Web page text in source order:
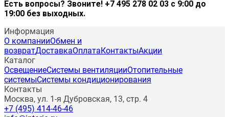
Есть вопросы? Звоните! +7 495 278 02 03 с 9:00 до
19:00 без выходных.
Информация
О компанииОбмен и
возвратДоставкаОплата КонтактыАкции
Каталог
ОсвещениеСистемы вентиляцииОтопительные
системыСистемы кондиционирования
Контакты
Москва, ул. 1-я Дубровская, 13, стр. 4
+7 (495) 414-46-46